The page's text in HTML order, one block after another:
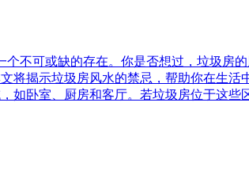
不可或缺的存在。你是否想过，垃圾房
将揭示垃圾房风水的禁忌，帮助你在生
如卧室、厨房和客厅。若垃圾房位于这些